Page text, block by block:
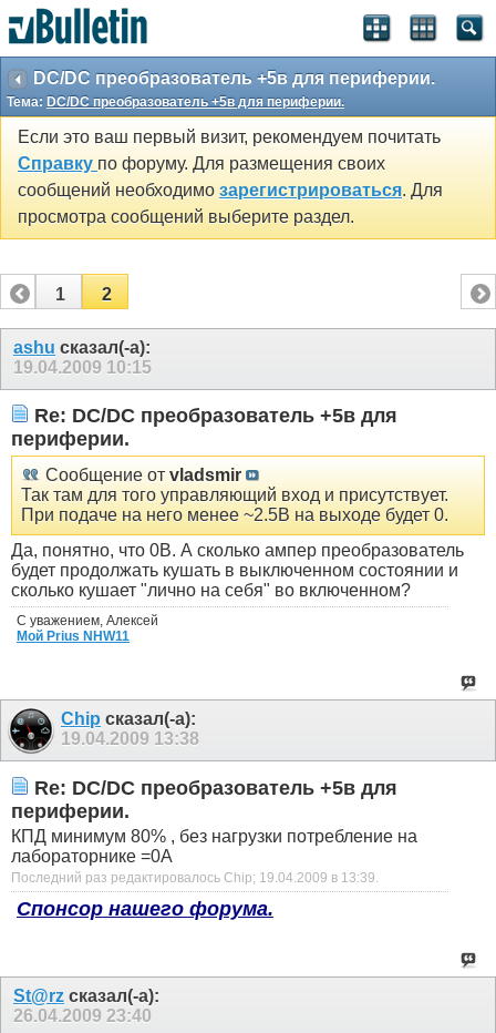
DC/DC преобразователь +5в для периферии.
Тема: DC/DC преобразователь +5в для периферии.
Если это ваш первый визит, рекомендуем почитать
Справку по форуму. Для размещения своих
сообщений необходимо зарегистрироваться. Для
просмотра сообщений выберите раздел.
1 2
ashu сказал(-а):
19.04.2009 10:15
Re: DC/DC преобразователь +5в для
периферии.
Сообщение от vladsmir
Так там для того управляющий вход и присутствует.
При подаче на него менее ~2.5В на выходе будет 0.
Да, понятно, что 0В. А сколько ампер преобразователь
будет продолжать кушать в выключенном состоянии и
сколько кушает "лично на себя" во включенном?
С уважением, Алексей
Мой Prius NHW11
Chip сказал(-а):
19.04.2009 13:38
Re: DC/DC преобразователь +5в для
периферии.
КПД минимум 80% , без нагрузки потребление на
лабораторнике =0А
Последний раз редактировалось Chip; 19.04.2009 в 13:39.
Спонсор нашего форума.
St@rz сказал(-а):
26.04.2009 23:40